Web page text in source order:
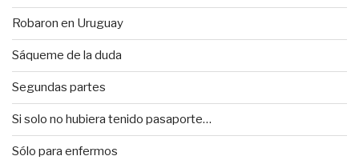
Robaron en Uruguay
Sáqueme de la duda
Segundas partes
Si solo no hubiera tenido pasaporte…
Sólo para enfermos